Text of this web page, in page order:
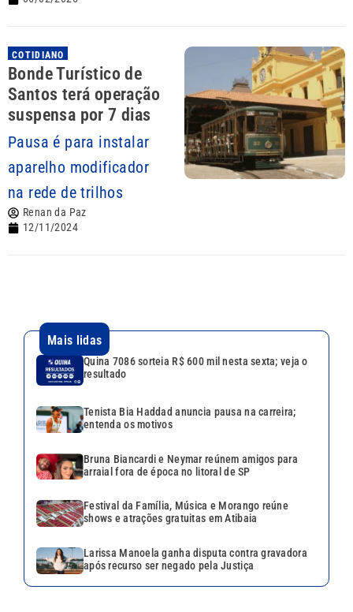
COTIDIANO
Bonde Turístico de
Santos terá operação
suspensa por 7 dias
Pausa é para instalar
aparelho modificador
na rede de trilhos
Renan da Paz
12/11/2024
Mais lidas
Quina 7086 sorteia R$ 600 mil nesta sexta; veja o
resultado
Tenista Bia Haddad anuncia pausa na carreira;
entenda os motivos
Bruna Biancardi e Neymar reúnem amigos para
arraial fora de época no litoral de SP
Festival da Família, Música e Morango reúne
shows e atrações gratuitas em Atibaia
Larissa Manoela ganha disputa contra gravadora
após recurso ser negado pela Justiça